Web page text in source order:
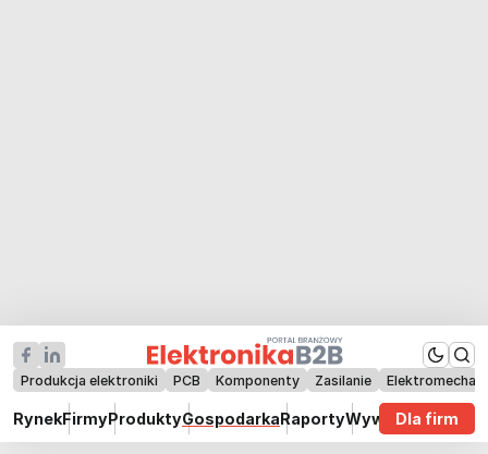
Produkcja elektroniki PCB Komponenty Zasilanie
RynekFirmyProduktyGospodarkaRaportyWywiadyDla firm